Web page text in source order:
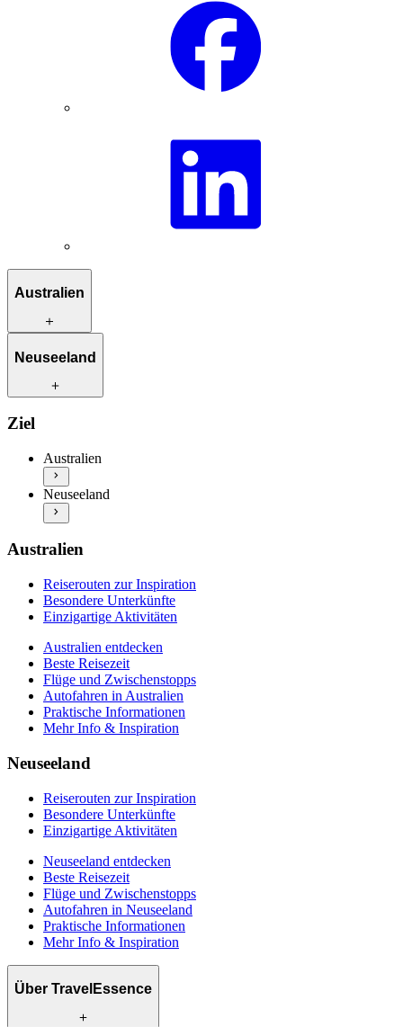
Australien
Reiserouten zur Inspiration
Einzigartige Aktivitäten
Flüge und Zwischenstopps
Autofahren in Australien
Praktische Informationen
Mehr Info & Inspiration
Neuseeland
Einzigartige Aktivitäten
Neuseeland entdecken
Beste Reisezeit
Flüge und Zwischenstopps
Praktische Informationen
Ziel
Australien
Neuseeland
Australien
Reiserouten zur Inspiration
Besondere Unterkünfte
Einzigartige Aktivitäten
Australien entdecken
Beste Reisezeit
Flüge und Zwischenstopps
Autofahren in Australien
Praktische Informationen
Mehr Info & Inspiration
Neuseeland
Reiserouten zur Inspiration
Besondere Unterkünfte
Einzigartige Aktivitäten
Neuseeland entdecken
Beste Reisezeit
Flüge und Zwischenstopps
Autofahren in Neuseeland
Praktische Informationen
Mehr Info & Inspiration
Über TravelEssence